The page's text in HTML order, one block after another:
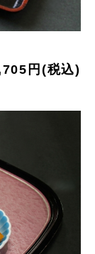
円(税込)